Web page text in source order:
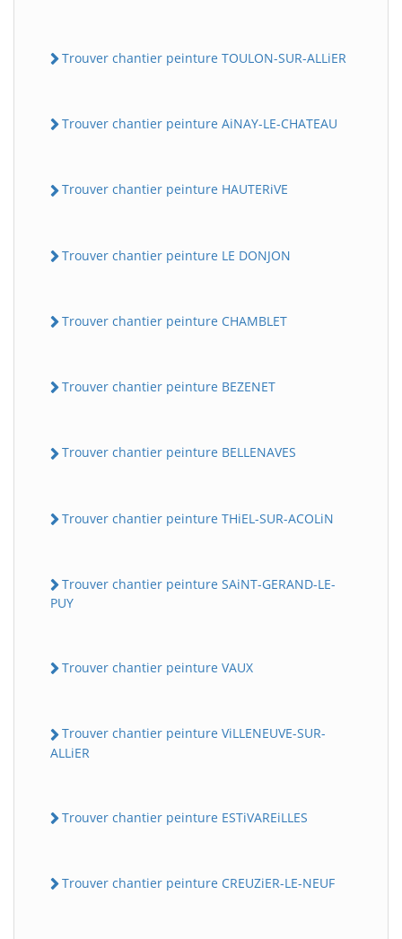
Trouver chantier peinture TOULON-SUR-ALLiER
Trouver chantier peinture AiNAY-LE-CHATEAU
Trouver chantier peinture HAUTERiVE
Trouver chantier peinture LE DONJON
Trouver chantier peinture CHAMBLET
Trouver chantier peinture BEZENET
Trouver chantier peinture BELLENAVES
Trouver chantier peinture THiEL-SUR-ACOLiN
Trouver chantier peinture SAiNT-GERAND-LE-
PUY
Trouver chantier peinture VAUX
Trouver chantier peinture ViLLENEUVE-SUR-
ALLiER
Trouver chantier peinture ESTiVAREiLLES
Trouver chantier peinture CREUZiER-LE-NEUF